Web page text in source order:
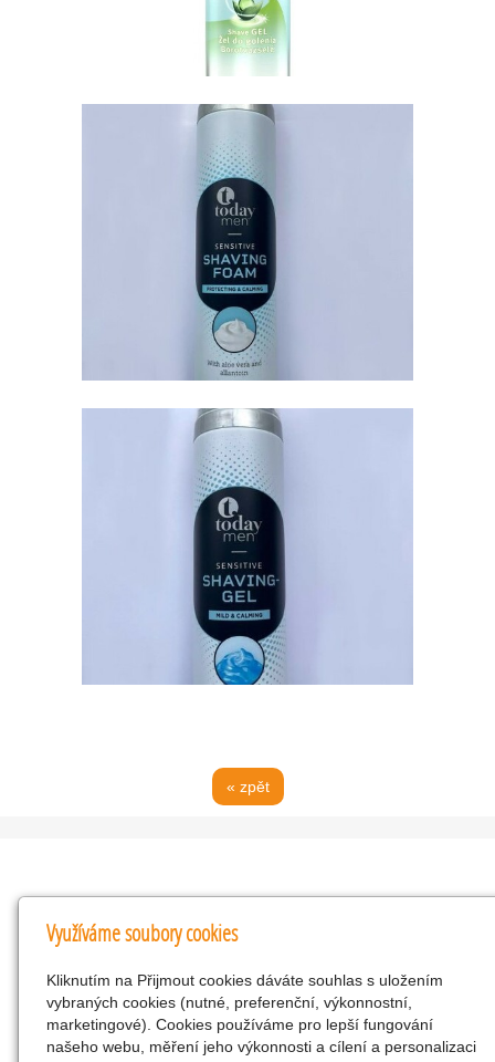
« zpět
Kontakty
KNK obchodní společnost s r.o.
Komenského 127, Žacléř, 542 01 Číslo účtu:
286293602/0300
25298518
Využíváme soubory cookies
Kliknutím na Přijmout cookies dáváte souhlas s uložením
vybraných cookies (nutné, preferenční, výkonnostní,
marketingové). Cookies používáme pro lepší fungování
našeho webu, měření jeho výkonnosti a cílení a personalizaci